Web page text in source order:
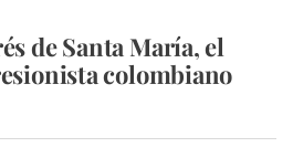
de Santa María, el
colombiano